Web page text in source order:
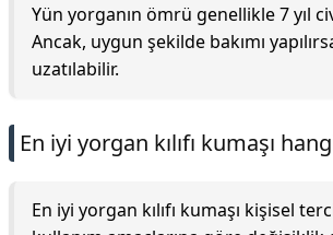
Yün yorganın ömrü genellikle 7 yıl
Ancak, uygun şekilde bakımı
uzatılabilir.
En iyi yorgan kılıfı kumaşı
En iyi yorgan kılıfı kumaşı kişisel